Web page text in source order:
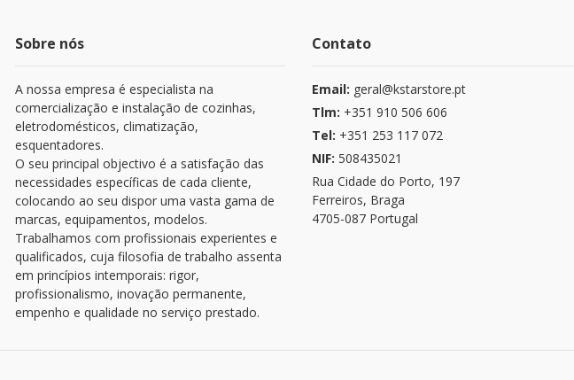
Sobre nós
A nossa empresa é especialista na
comercialização e instalação de cozinhas,
eletrodomésticos, climatização,
esquentadores.
O seu principal objectivo é a satisfação das
necessidades específicas de cada cliente,
colocando ao seu dispor uma vasta gama de
marcas, equipamentos, modelos.
Trabalhamos com profissionais experientes e
qualificados, cuja filosofia de trabalho assenta
em princípios intemporais: rigor,
profissionalismo, inovação permanente,
empenho e qualidade no serviço prestado.
Contato
Email: geral@kstarstore.pt
Tlm: +351 910 506 606
Tel: +351 253 117 072
NIF: 508435021
Rua Cidade do Porto, 197
Ferreiros, Braga
4705-087 Portugal